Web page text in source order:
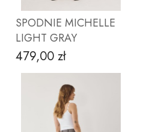
SPODNIE MICHELLE
LIGHT GRAY
Cena
479,00 zł